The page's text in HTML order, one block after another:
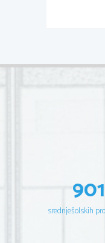
901
srednješolskih